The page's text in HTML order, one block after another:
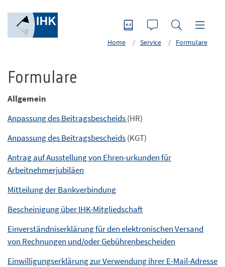
Home Service Formulare
Formulare
Allgemein
Anpassung des Beitragsbescheids(HR)
Anpassung des Beitragsbescheids(KGT)
Antrag auf Ausstellung von Ehren-urkunden für
Arbeitnehmerjubiläen
Mitteilung der Bankverbindung
Bescheinigung über IHK-Mitgliedschaft
Einverständniserklärung für den elektronischen Versand
von Rechnungen und/oder Gebührenbescheiden
Einwilligungserklärung zur Verwendung ihrer E-Mail-Adresse